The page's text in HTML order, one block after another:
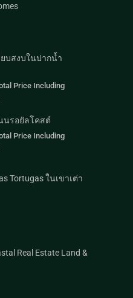
บสงบในปากน้ำ
Price Including
นรอยัลโคสต์
Price Including
Tortugas ในเขาเต่า
Real Estate Land &